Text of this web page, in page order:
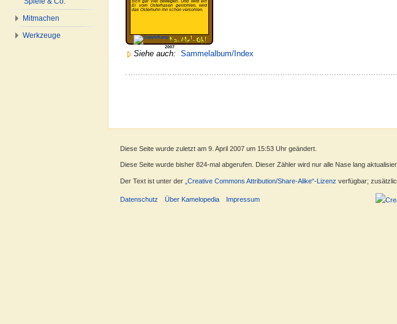
Ei vom Osterhasen gestohlen, wird
das Osterhuhn ihn schon versohlen.
2007
Siehe auch: Sammelalbum/Index
Mitmachen
Werkzeuge
Diese Seite wurde zuletzt am 9. April 2007 um 15:53 Uhr geändert.
Diese Seite wurde bisher 824-mal abgerufen. Dieser Zähler wird nur alle Nase lang
Der Text ist unter der „Creative Commons Attribution/Share-Alike“-Lizenz verfügbar;
Datenschutz Über Kamelopedia Impressum